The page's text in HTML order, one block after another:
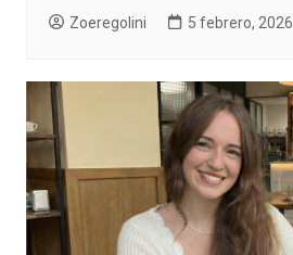
Zoeregolini 5 febrero, 2026